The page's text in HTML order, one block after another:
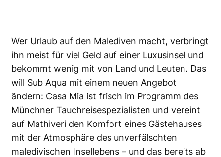
Wer Urlaub auf den Malediven macht, verbringt
ihn meist für viel Geld auf einer Luxusinsel und
bekommt wenig mit von Land und Leuten. Das
will Sub Aqua mit einem neuen Angebot
ändern: Casa Mia ist frisch im Programm des
Münchner Tauchreisespezialisten und vereint
auf Mathiveri den Komfort eines Gästehauses
mit der Atmosphäre des unverfälschten
maledivischen Insellebens – und das bereits ab